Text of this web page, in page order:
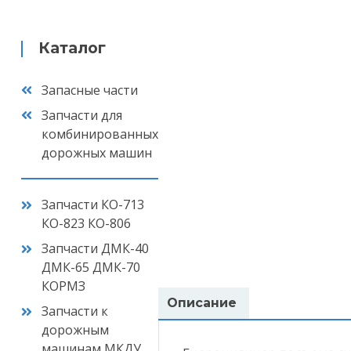
Каталог
Запасные части
Запчасти для
комбинированных
дорожных машин
Запчасти КО-713
КО-823 КО-806
Запчасти ДМК-40
ДМК-65 ДМК-70
КОРМЗ
Запчасти к
дорожным
Описание